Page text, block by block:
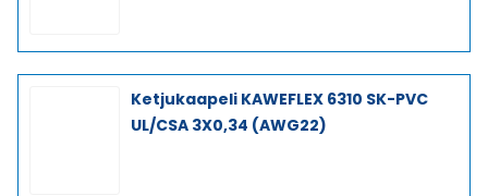
Ketjukaapeli KAWEFLEX 6310 SK-PVC
UL/CSA 3X0,34 (AWG22)